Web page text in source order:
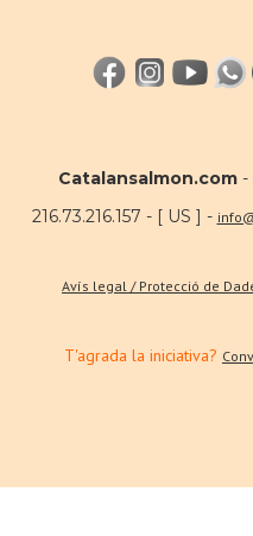
Catalansalmon.com -
216.73.216.157 - [ US ] -
Avís legal / Protecció de
T'agrada la iniciativa?